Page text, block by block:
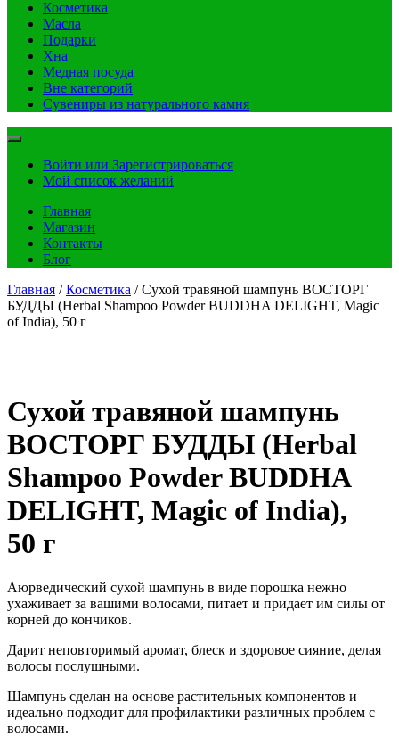
Косметика
Масла
Подарки
Хна
Медная посуда
Вне категорий
Сувениры из натурального камня
Войти или Зарегистрироваться
Мой список желаний
Главная
Магазин
Контакты
Блог
Главная /Косметика / Сухой травяной шампунь ВОСТОРГ
БУДДЫ (Herbal Shampoo Powder BUDDHA DELIGHT, Magic
of India), 50 г
Сухой травяной шампунь
ВОСТОРГ БУДДЫ (Herbal
Shampoo Powder BUDDHA
DELIGHT, Magic of India),
50 г
Аюрведический сухой шампунь в виде порошка нежно
ухаживает за вашими волосами, питает и придает им силы от
корней до кончиков.
Дарит неповторимый аромат, блеск и здоровое сияние, делая
волосы послушными.
Шампунь сделан на основе растительных компонентов и
идеально подходит для профилактики различных проблем с
волосами.